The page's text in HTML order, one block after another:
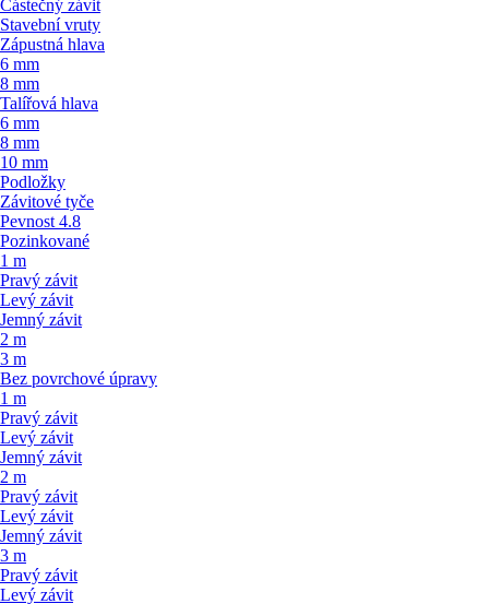
Částečný závit
Stavební vruty
Zápustná hlava
6 mm
8 mm
Talířová hlava
6 mm
8 mm
10 mm
Podložky
Závitové tyče
Pevnost 4.8
Pozinkované
1 m
Pravý závit
Levý závit
Jemný závit
2 m
3 m
Bez povrchové úpravy
1 m
Pravý závit
Levý závit
Jemný závit
2 m
Pravý závit
Levý závit
Jemný závit
3 m
Pravý závit
Levý závit